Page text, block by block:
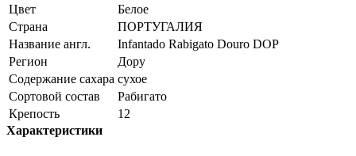
Цвет
Белое
Страна
ПОРТУГАЛИЯ
Название англ.
Infantado Rabigato Douro DOP
Регион
Дору
Содержание сахара сухое
Сортовой состав
Рабигато
Крепость
12
Характеристики